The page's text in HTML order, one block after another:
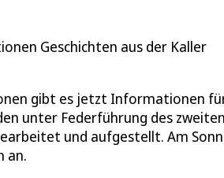
Geschichten aus der Kaller
gibt es jetzt Informationen
unter Federführung des
und aufgestellt. Am
an.